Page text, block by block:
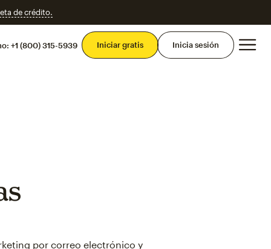
de crédito.
+1 (800) 315-5939 Iniciar gratis Inicia sesión
por correo electrónico y